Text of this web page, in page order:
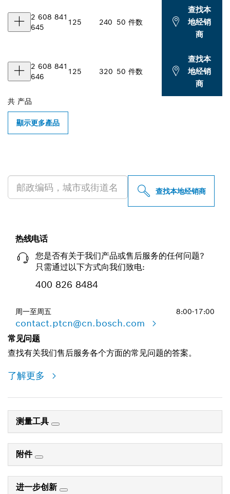
2 608 841
645
125 240 50 件数
查找本
地经销
商
2 608 841
646
125 320 50 件数
查找本
地经销
商
共 产品
顯示更多產品
查找本地经销商
热线电话
您是否有关于我们产品或售后服务的任何问题?
只需通过以下方式向我们致电:
400 826 8484
周一至周五 8:00-17:00
contact.ptcn@cn.bosch.com
常见问题
查找有关我们售后服务各个方面的常见问题的答案。
了解更多
测量工具
附件
进一步创新